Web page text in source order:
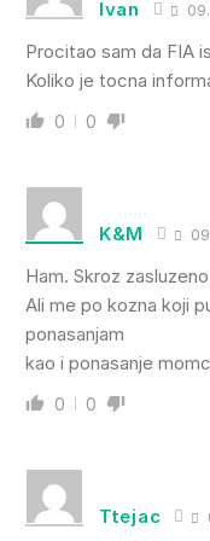
Ivan
Procitao sam da FIA
Koliko je tocna
0 0
K&M
Ham. Skroz
Ali me po kozna koji
ponasanjam
kao i ponasanje
0 0
Ttejac